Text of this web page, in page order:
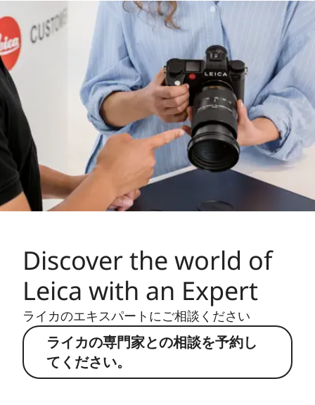
Discover the world of
Leica with an Expert
ライカのエキスパートにご相談ください
ライカの専門家との相談を予約し
てください。